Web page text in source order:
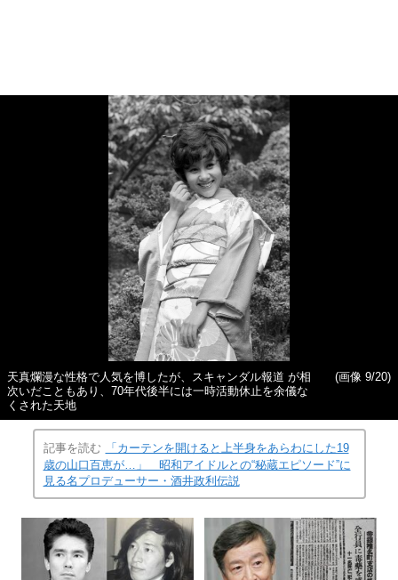
天真爛漫な性格で人気を博したが、スキャンダル報道 が相
次いだこともあり、70年代後半には一時活動休止を余儀な
くされた天地
(画像 9/20)
記事を読む
「カーテンを開けると上半身をあらわにした19
歳の山口百恵が…」 昭和アイドルとの“秘蔵エピソード”に
見る名プロデューサー・酒井政利伝説